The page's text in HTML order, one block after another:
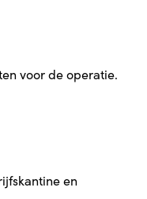
voor de operatie.
en